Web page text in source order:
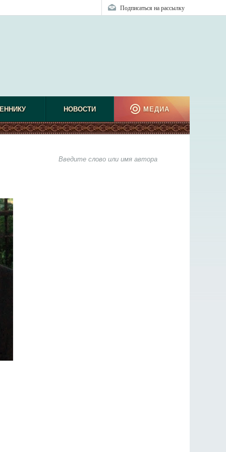
Подписаться на рассылку
НОВОСТИ МЕДИА